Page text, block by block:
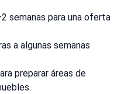
semanas para una oferta
a algunas semanas
preparar áreas de